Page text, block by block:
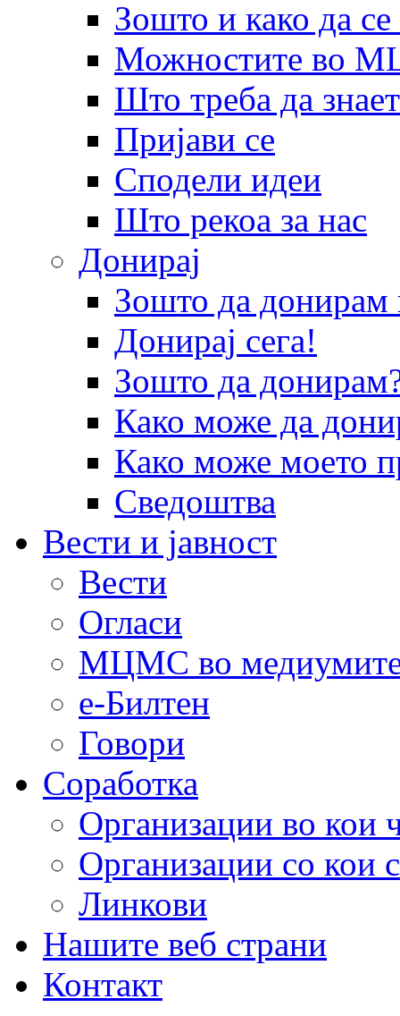
Зошто и како да
Можностите во
Што треба да
Пријави се
Сподели идеи
Што рекоа за нас
Донирај
Зошто да
Донирај сега!
Зошто да
Како може да
Како може моето
Сведоштва
Вести и јавност
Вести
Огласи
МЦМС во
е-Билтен
Говори
Соработка
Организации во кои
Организации со кои
Линкови
Нашите веб страни
Контакт